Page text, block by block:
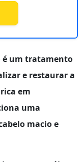
é um tratamento
e restaurar a
em
uma
macio e